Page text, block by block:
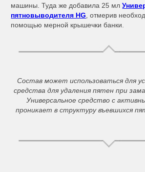
машины. Туда же добавила 25 мл
пятновыводителя HG , отмерив
помощью мерной крышечки банки.
Состав может использоваться для
средства для удаления пятен при
Универсальное средство с
проникает в структуру въевшихся